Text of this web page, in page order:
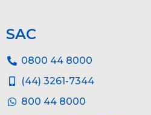
SAC
0800 44 8000
(44) 3261-7344
800 44 8000